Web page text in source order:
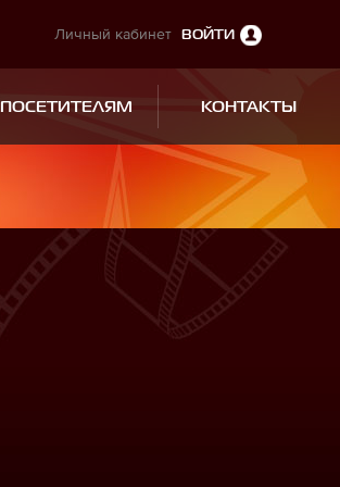
Личный кабинет ВОЙТИ
ПОСЕТИТЕЛЯМ КОНТАКТЫ